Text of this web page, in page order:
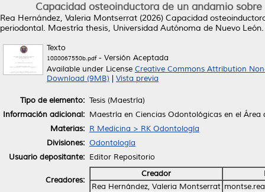
Capacidad osteoinductora de un andamio
Rea Hernández, Valeria Montserrat (2026) Capacidad
periodontal. Maestría thesis, Universidad Autónoma de Nuevo León.
Texto
1080067550b.pdf- Versión Aceptada
Available under License Creative Commons Attribution
Download (9MB)
Vista previa
Tipo de elemento: Tesis (Maestría)
Información adicional: Maestría en Ciencias Odontológicas en el
Materias: R Medicina > RK Odontología
Divisiones: Odontología
Usuario depositante: Editor Repositorio
Creadores:
Creador
Rea Hernández, Valeria Montserrat